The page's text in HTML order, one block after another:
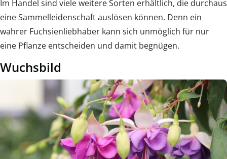
Im Handel sind viele weitere Sorten erhältlich, die durchaus
eine Sammelleidenschaft auslösen können. Denn ein
wahrer Fuchsienliebhaber kann sich unmöglich für nur
eine Pflanze entscheiden und damit begnügen.
Wuchsbild